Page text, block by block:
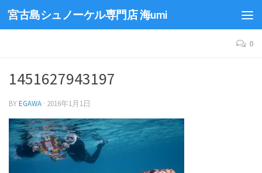
宮古島シュノーケル専門店 海umi
0
1451627943197
BYEGAWA · 2016年1月1日